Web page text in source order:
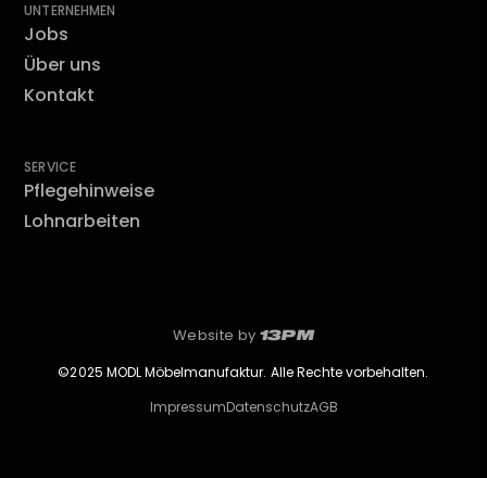
UNTERNEHMEN
Jobs
Über uns
Kontakt
SERVICE
Pflegehinweise
Lohnarbeiten
Website by 13PM
©2025 MODL Möbelmanufaktur. Alle Rechte vorbehalten.
ImpressumDatenschutzAGB